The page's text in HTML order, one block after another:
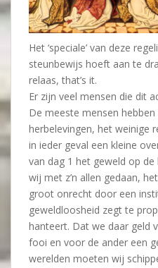
Het ‘speciale’ van deze
steunbewijs hoeft aan te
relaas, that’s it.
Er zijn veel mensen die dit
De meeste mensen
herbelevingen, het weinige
in ieder geval een kleine
van dag 1 het geweld op
wij met z’n allen gedaan,
groot onrecht door een
geweldloosheid zegt te
hanteert. Dat we daar geld
fooi en voor de ander een
werelden moeten wij